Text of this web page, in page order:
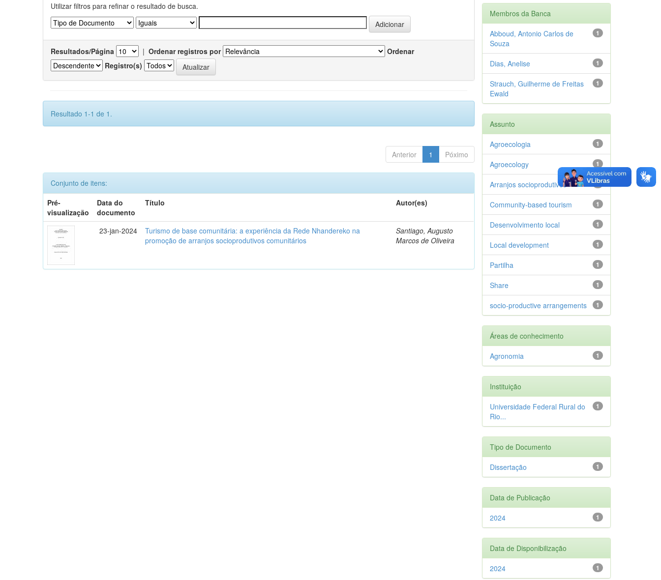
Utilizar filtros para refinar o resultado de busca.
Resultados/Página | Ordenar registros por
Ordenar
Registro(s)
Resultado 1-1 de 1.
Anterior 1 Póximo
Conjunto de itens:
Pré-
visualização
Data do
documento
Título Autor(es)
23-jan-2024
Turismo de base comunitária: a experiência da Rede Nhandereko na
promoção de arranjos socioprodutivos comunitários
Santiago, Augusto
Marcos de Oliveira
Membros da Banca
1
Abboud, Antonio Carlos de
Souza
1
Dias, Anelise
1
Strauch, Guilherme de Freitas
Ewald
Assunto
1
Agroecologia
1
Agroecology
1
Arranjos socioprodutivos
1
Community-based tourism
1
Desenvolvimento local
1
Local development
1
Partilha
1
Share
1
socio-productive arrangements
Áreas de conhecimento
1
Agronomia
Instituição
1
Universidade Federal Rural do
Rio...
Tipo de Documento
1
Dissertação
Data de Publicação
1
2024
Data de Disponibilização
1
2024